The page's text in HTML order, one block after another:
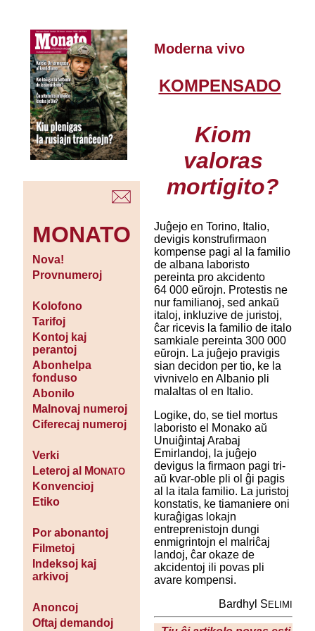
MONATO
Nova!
Provnumeroj
Kolofono
Tarifoj
Kontoj kaj
perantoj
Abonhelpa
fonduso
Abonilo
Malnovaj numeroj
Ciferecaj numeroj
Verki
Leteroj al MONATO
Konvencioj
Etiko
Por abonantoj
Filmetoj
Indeksoj kaj
arkivoj
Anoncoj
Oftaj demandoj
Moderna vivo
KOMPENSADO
Kiom
valoras
mortigito?
Juĝejo en Torino, Italio,
devigis konstrufirmaon
kompense pagi al la familio
de albana laboristo
pereinta pro akcidento
64 000 eŭrojn. Protestis ne
nur familianoj, sed ankaŭ
italoj, inkluzive de juristoj,
ĉar ricevis la familio de italo
samkiale pereinta 300 000
eŭrojn. La juĝejo pravigis
sian decidon per tio, ke la
vivnivelo en Albanio pli
malaltas ol en Italio.
Logike, do, se tiel mortus
laboristo el Monako aŭ
Unuiĝintaj Arabaj
Emirlandoj, la juĝejo
devigus la firmaon pagi tri-
aŭ kvar-oble pli ol ĝi pagis
al la itala familio. La juristoj
konstatis, ke tiamaniere oni
kuraĝigas lokajn
entreprenistojn dungi
enmigrintojn el malriĉaj
landoj, ĉar okaze de
akcidentoj ili povas pli
avare kompensi.
Bardhyl S ELIMI